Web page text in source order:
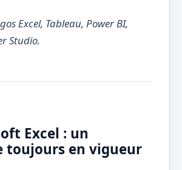
Excel, Tableau, Power BI,
Studio.
Excel : un
toujours en vigueur